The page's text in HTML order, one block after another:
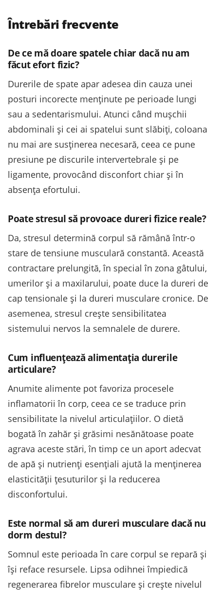
Întrebări frecvente
De ce mă doare spatele chiar dacă nu am
făcut efort fizic?
Durerile de spate apar adesea din cauza unei
posturi incorecte menținute pe perioade lungi
sau a sedentarismului. Atunci când mușchii
abdominali și cei ai spatelui sunt slăbiți, coloana
nu mai are susținerea necesară, ceea ce pune
presiune pe discurile intervertebrale și pe
ligamente, provocând disconfort chiar și în
absența efortului.
Poate stresul să provoace dureri fizice reale?
Da, stresul determină corpul să rămână într-o
stare de tensiune musculară constantă. Această
contractare prelungită, în special în zona gâtului,
umerilor și a maxilarului, poate duce la dureri de
cap tensionale și la dureri musculare cronice. De
asemenea, stresul crește sensibilitatea
sistemului nervos la semnalele de durere.
Cum influențează alimentația durerile
articulare?
Anumite alimente pot favoriza procesele
inflamatorii în corp, ceea ce se traduce prin
sensibilitate la nivelul articulațiilor. O dietă
bogată în zahăr și grăsimi nesănătoase poate
agrava aceste stări, în timp ce un aport adecvat
de apă și nutrienți esențiali ajută la menținerea
elasticității țesuturilor și la reducerea
disconfortului.
Este normal să am dureri musculare dacă nu
dorm destul?
Somnul este perioada în care corpul se repară și
își reface resursele. Lipsa odihnei împiedică
regenerarea fibrelor musculare și crește nivelul